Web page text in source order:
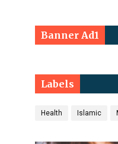
Banner Ad1
Labels
Health Islamic